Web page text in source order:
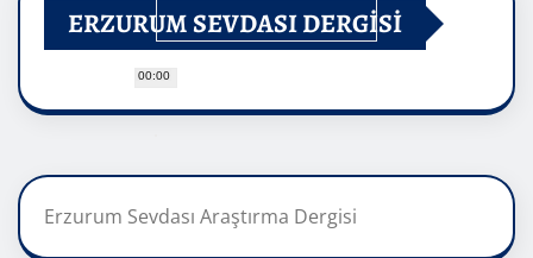
00:00
ERZURUM SEVDASI DERGİSİ
Erzurum Sevdası Araştırma Dergisi